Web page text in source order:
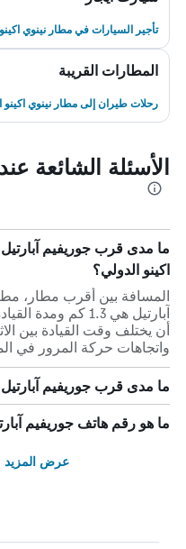
تأجير السيارات في مطار نينوي
المطارات القريبة
رحلات طيران إلى مطار نينوي اكينو
الأسئلة الشائعة
ما مدى قرب جوريفيم
اكينو الدولي؟
المسافة بين أقرب مطار،
أن يختلف وقت القيادة بين
واتجاهات حركة المرور في
ما مدى قرب جوريفيم
ما هو رقم هاتف جوريفيم
عرض المزيد